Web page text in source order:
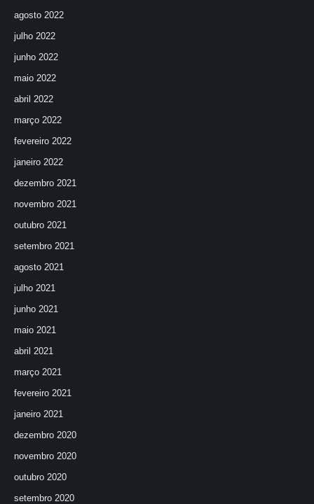
agosto 2022
julho 2022
junho 2022
maio 2022
abril 2022
março 2022
fevereiro 2022
janeiro 2022
dezembro 2021
novembro 2021
outubro 2021
setembro 2021
agosto 2021
julho 2021
junho 2021
maio 2021
abril 2021
março 2021
fevereiro 2021
janeiro 2021
dezembro 2020
novembro 2020
outubro 2020
setembro 2020